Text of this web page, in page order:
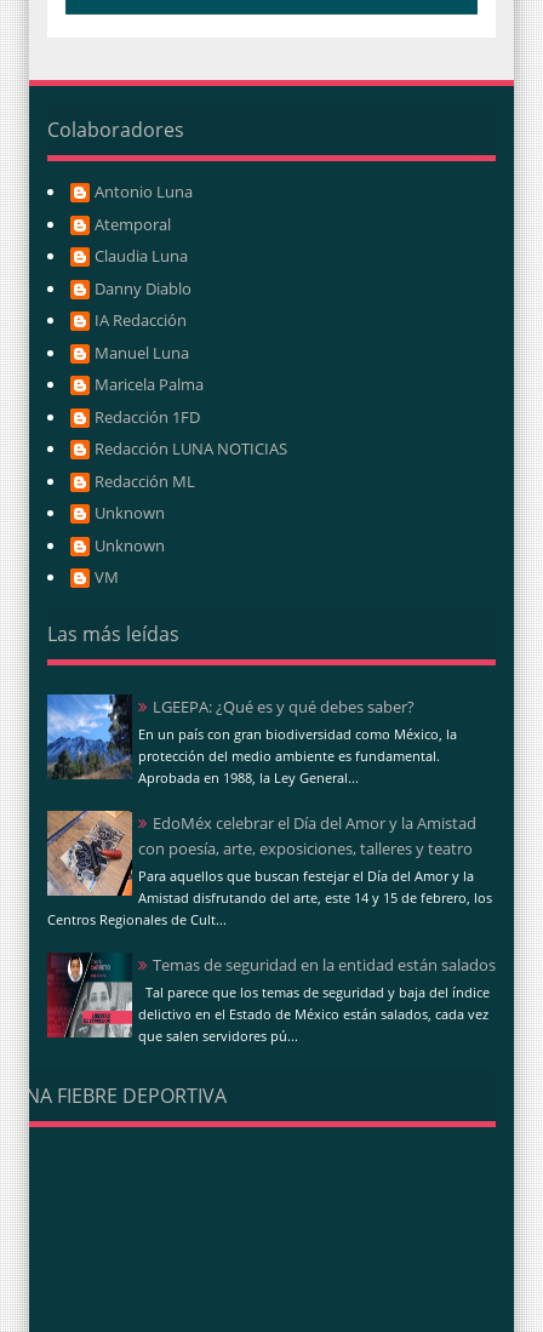
Colaboradores
Antonio Luna
Atemporal
Claudia Luna
Danny Diablo
IA Redacción
Manuel Luna
Maricela Palma
Redacción 1FD
Redacción LUNA NOTICIAS
Redacción ML
Unknown
Unknown
VM
Las más leídas
LGEEPA: ¿Qué es y qué debes saber?
En un país con gran biodiversidad como México, la
protección del medio ambiente es fundamental.
Aprobada en 1988, la Ley General...
EdoMéx celebrar el Día del Amor y la Amistad
con poesía, arte, exposiciones, talleres y teatro
Para aquellos que buscan festejar el Día del Amor y la
Amistad disfrutando del arte, este 14 y 15 de febrero, los
Centros Regionales de Cult...
Temas de seguridad en la entidad están salados
Tal parece que los temas de seguridad y baja del índice
delictivo en el Estado de México están salados, cada vez
que salen servidores pú...
UNA FIEBRE DEPORTIVA